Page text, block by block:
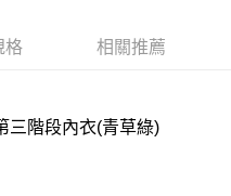
費
格 相關推薦
三階段內衣(青草綠)